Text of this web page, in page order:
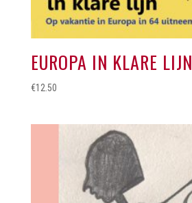
EUROPA IN KLARE LIJN
€12.50